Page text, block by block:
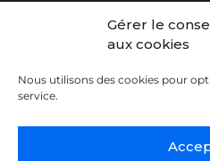
Gérer le
aux cookies
Nous utilisons des cookies pour
service.
Conditions